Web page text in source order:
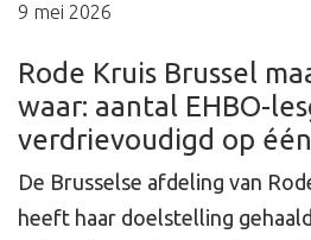
9 mei 2026
Rode Kruis Brussel
waar: aantal EHBO-
verdrievoudigd op
De Brusselse afdeling van
heeft haar doelstelling